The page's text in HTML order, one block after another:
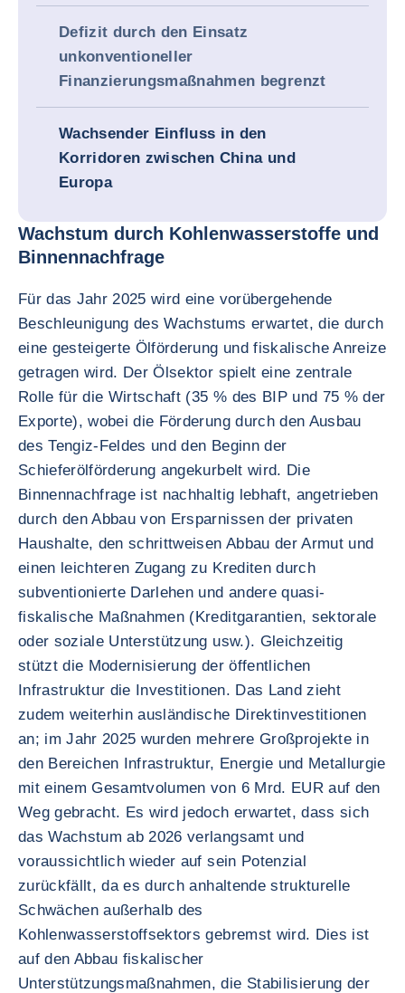
Defizit durch den Einsatz
unkonventioneller
Finanzierungsmaßnahmen begrenzt
Wachsender Einfluss in den
Korridoren zwischen China und
Europa
Wachstum durch Kohlenwasserstoffe und
Binnennachfrage
Für das Jahr 2025 wird eine vorübergehende
Beschleunigung des Wachstums erwartet, die durch
eine gesteigerte Ölförderung und fiskalische Anreize
getragen wird. Der Ölsektor spielt eine zentrale
Rolle für die Wirtschaft (35 % des BIP und 75 % der
Exporte), wobei die Förderung durch den Ausbau
des Tengiz-Feldes und den Beginn der
Schieferölförderung angekurbelt wird. Die
Binnennachfrage ist nachhaltig lebhaft, angetrieben
durch den Abbau von Ersparnissen der privaten
Haushalte, den schrittweisen Abbau der Armut und
einen leichteren Zugang zu Krediten durch
subventionierte Darlehen und andere quasi-
fiskalische Maßnahmen (Kreditgarantien, sektorale
oder soziale Unterstützung usw.). Gleichzeitig
stützt die Modernisierung der öffentlichen
Infrastruktur die Investitionen. Das Land zieht
zudem weiterhin ausländische Direktinvestitionen
an; im Jahr 2025 wurden mehrere Großprojekte in
den Bereichen Infrastruktur, Energie und Metallurgie
mit einem Gesamtvolumen von 6 Mrd. EUR auf den
Weg gebracht. Es wird jedoch erwartet, dass sich
das Wachstum ab 2026 verlangsamt und
voraussichtlich wieder auf sein Potenzial
zurückfällt, da es durch anhaltende strukturelle
Schwächen außerhalb des
Kohlenwasserstoffsektors gebremst wird. Dies ist
auf den Abbau fiskalischer
Unterstützungsmaßnahmen, die Stabilisierung der